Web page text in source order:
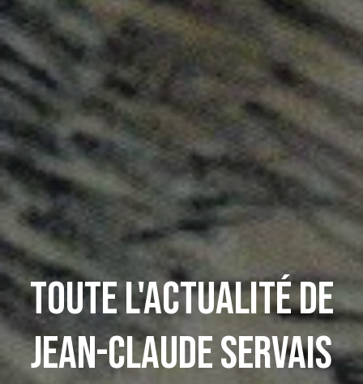
Toute l'actualité de
Jean-Claude Servais